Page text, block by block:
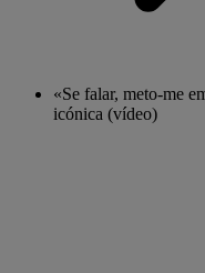
«Se falar, meto-me
icónica (vídeo)